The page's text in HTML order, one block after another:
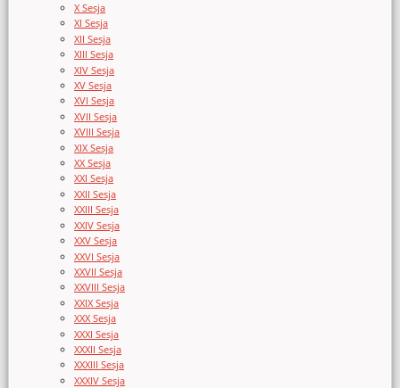
X Sesja
XI Sesja
XII Sesja
XIII Sesja
XIV Sesja
XV Sesja
XVI Sesja
XVII Sesja
XVIII Sesja
XIX Sesja
XX Sesja
XXI Sesja
XXII Sesja
XXIII Sesja
XXIV Sesja
XXV Sesja
XXVI Sesja
XXVII Sesja
XXVIII Sesja
XXIX Sesja
XXX Sesja
XXXI Sesja
XXXII Sesja
XXXIII Sesja
XXXIV Sesja